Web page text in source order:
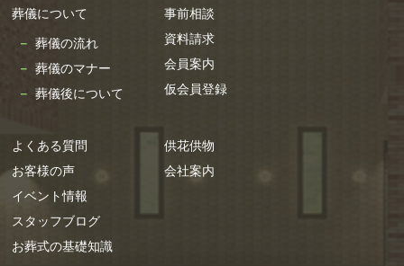
・法令に基づく場合
・人の生命、身体又は財産の保護のために必要が
ある場合であって、本人の同意を得ることが困難
ため特に必要がある場合であって、本人の同意を
得ることが困難であるとき
・国の機関若しくは地方公共団体又はその委託を
受けた者が法令の定める事務を遂行することに対
して協力する必要がある場合であって、本人の同
意を得ることによって当該事務の遂行に支障を及
葬儀について
葬儀の流れ
葬儀のマナー
葬儀後について
事前相談
資料請求
会員案内
仮会員登録
よくある質問
お客様の声
イベント情報
スタッフブログ
お葬式の基礎知識
供花供物
会社案内